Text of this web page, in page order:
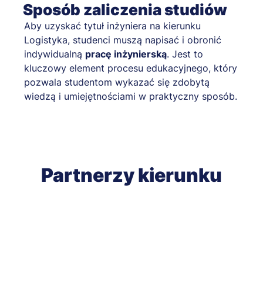
Sposób zaliczenia studiów
Aby uzyskać tytuł inżyniera na kierunku
Logistyka, studenci muszą napisać i obronić
indywidualną pracę inżynierską. Jest to
kluczowy element procesu edukacyjnego, który
pozwala studentom wykazać się zdobytą
wiedzą i umiejętnościami w praktyczny sposób.
Partnerzy kierunku